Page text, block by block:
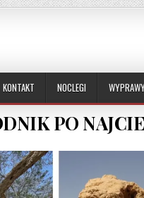
KONTAKT NOCLEGI
PO